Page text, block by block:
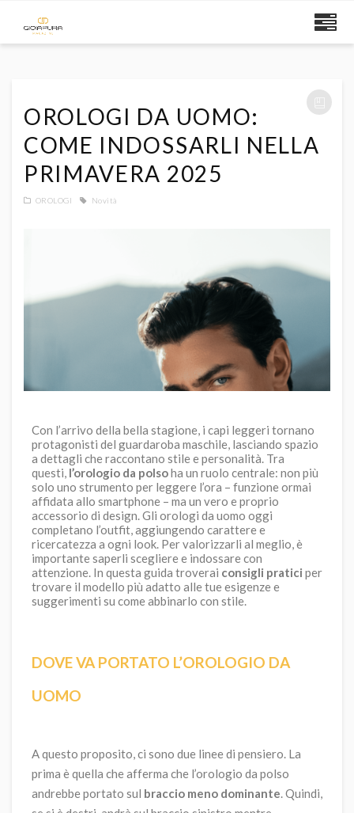
OROLOGI DA UOMO:
COME INDOSSARLI NELLA
PRIMAVERA 2025
OROLOGI Novità
Con l’arrivo della bella stagione, i capi leggeri tornano
protagonisti del guardaroba maschile, lasciando spazio
a dettagli che raccontano stile e personalità. Tra
questi, l’orologio da polsoha un ruolo centrale: non più
solo uno strumento per leggere l’ora – funzione ormai
affidata allo smartphone – ma un vero e proprio
accessorio di design. Gli orologi da uomo oggi
completano l’outfit, aggiungendo carattere e
ricercatezza a ogni look. Per valorizzarli al meglio, è
importante saperli scegliere e indossare con
attenzione. In questa guida troverai consigli pratici per
trovare il modello più adatto alle tue esigenze e
suggerimenti su come abbinarlo con stile.
DOVE VA PORTATO L’OROLOGIO DA
UOMO
A questo proposito, ci sono due linee di pensiero. La
prima è quella che afferma che l’orologio da polso
andrebbe portato sul braccio meno dominante. Quindi,